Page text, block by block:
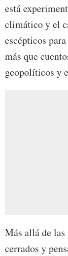
está
climático y el
escépticos
más que
geopolíticos y
Más allá de las
cerrados y